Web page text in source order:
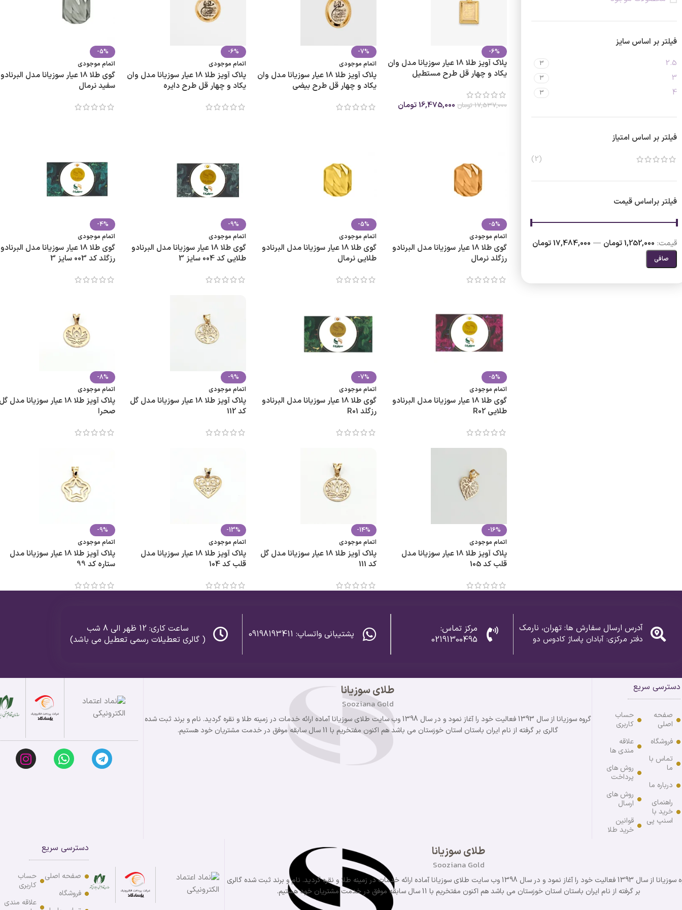
فیلتر بر اساس سایز
2.5
3
3
3
4
3
فیلتر بر اساس امتیاز
(2)
فیلتر براساس قیمت
صافی
قيمت: 1,252,000 تومان — 17,484,000 تومان
-6%
پلاک آویز طلا 18 عیار سوزیانا مدل وان
یکاد و چهار قل طرح مستطیل
17,537,000تومان 16,475,000تومان
-7%
اتمام موجودی
پلاک آویز طلا 18 عیار سوزیانا مدل وان
یکاد و چهار قل طرح بیضی
-6%
اتمام موجودی
پلاک آویز طلا 18 عیار سوزیانا مدل وان
یکاد و چهار قل طرح دایره
-5%
اتمام موجودی
گوی طلا 18 عیار سوزیانا مدل البرنادو
سفید نرمال
-5%
اتمام موجودی
گوی طلا 18 عیار سوزیانا مدل البرنادو
رزگلد نرمال
-5%
اتمام موجودی
گوی طلا 18 عیار سوزیانا مدل البرنادو
طلایی نرمال
-9%
اتمام موجودی
گوی طلا 18 عیار سوزیانا مدل البرنادو
طلایی کد 004 سایز 3
-4%
اتمام موجودی
گوی طلا 18 عیار سوزیانا مدل البرنادو
رزگلد کد 003 سایز 3
-5%
اتمام موجودی
گوی طلا 18 عیار سوزیانا مدل البرنادو
طلایی R02
-7%
اتمام موجودی
گوی طلا 18 عیار سوزیانا مدل البرنادو
رزگلد R01
-9%
اتمام موجودی
پلاک آویز طلا 18 عیار سوزیانا مدل گل
کد 112
-8%
اتمام موجودی
پلاک آویز طلا 18 عیار سوزیانا مدل
صحرا
-16%
اتمام موجودی
پلاک آویز طلا 18 عیار سوزیانا مدل
قلب کد 105
-14%
اتمام موجودی
پلاک آویز طلا 18 عیار سوزیانا مدل گل
کد 111
-13%
اتمام موجودی
پلاک آویز طلا 18 عیار سوزیانا مدل
قلب کد 104
-9%
اتمام موجودی
پلاک آویز طلا 18 عیار سوزیانا مدل
ستاره کد 99
آدرس ارسال سفارش ها: تهران، نارمک
دفتر مرکزی: آبادان پاساژ کادوس دو
مرکز تماس:
02191300495
پشتیبانی واتساپ: 09198193411
ساعت کاری: 12 ظهر الی 8 شب
( گالری تعطیلات رسمی تعطیل می باشد)
دسترسی سریع
صفحه
اصلی
فروشگاه
تماس با
ما
درباره ما
راهنمای
خرید با
اسنپ پی
حساب
کاربری
علاقه
مندی ها
روش های
پرداخت
روش های
ارسال
قوانین
خرید طلا
طلای سوزیانا
Sooziana Gold
گروه سوزیانا از سال 1393 فعالیت خود را آغاز نمود و در سال 1398 وب سایت طلای سوزیانا آماده ارائه خدمات در زمینه طلا و نقره گردید. نام و برند ثبت شده
گالری بر گرفته از نام ایران باستان استان خوزستان می باشد هم اکنون مفتخریم با 11 سال سابقه موفق در خدمت مشتریان خود هستیم.
طلای سوزیانا
Sooziana Gold
گروه سوزیانا از سال 1393 فعالیت خود را آغاز نمود و در سال 1398 وب سایت طلای سوزیانا آماده ارائه خدمات در زمینه طلا و نقره گردید. نام و برند ثبت شده گالری
بر گرفته از نام ایران باستان استان خوزستان می باشد هم اکنون مفتخریم با 11 سال سابقه موفق در خدمت مشتریان خود هستیم.
دسترسی سریع
صفحه اصلی
فروشگاه
حساب
کاربری
علاقه مندی